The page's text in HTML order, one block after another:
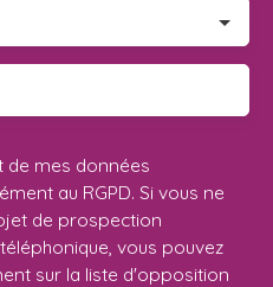
de mes données
au RGPD. Si vous ne
de prospection
vous pouvez
sur la liste d'opposition